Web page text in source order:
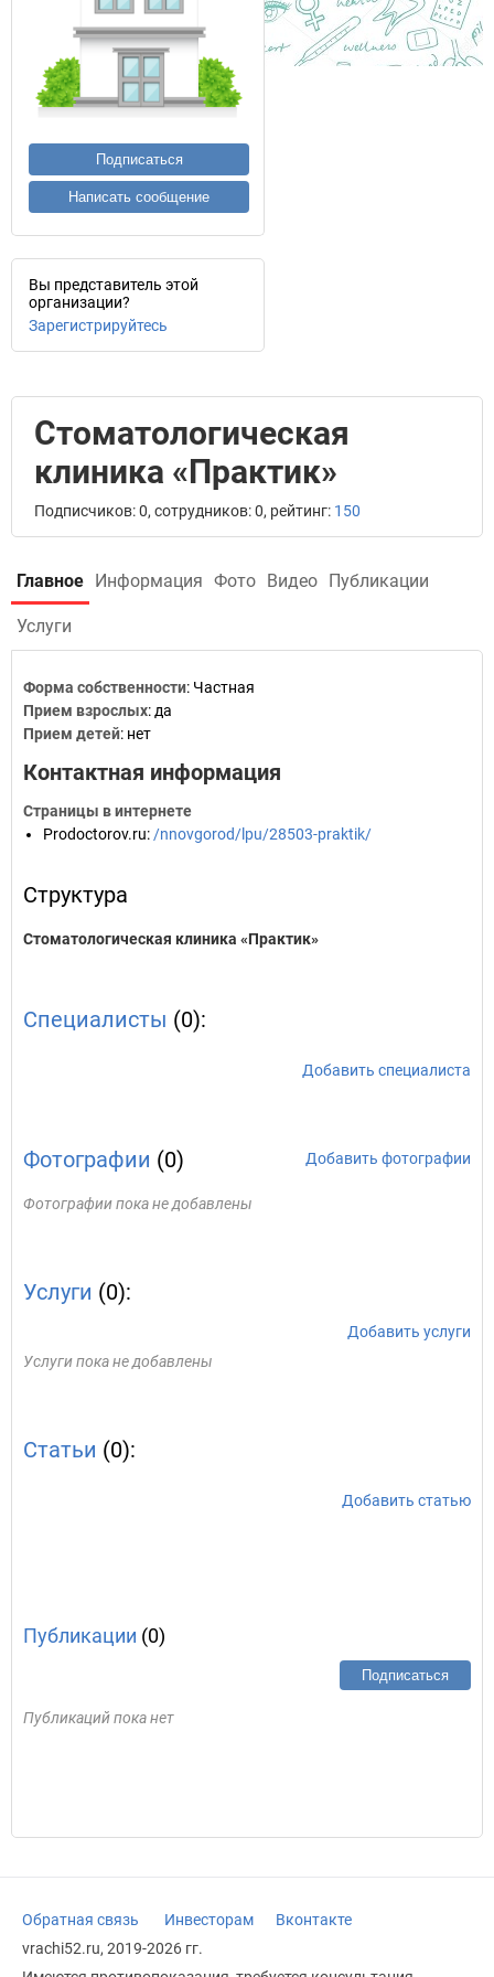
Подписаться
Написать сообщение
Вы представитель этой
организации?
Зарегистрируйтесь
Стоматологическая
клиника «Практик»
Подписчиков: 0, сотрудников: 0, рейтинг: 150
Главное Информация Фото Видео Публикации
Услуги
Форма собственности: Частная
Прием взрослых: да
Прием детей: нет
Контактная информация
Страницы в интернете
Prodoctorov.ru: /nnovgorod/lpu/28503-praktik/
Структура
Стоматологическая клиника «Практик»
Специалисты (0):
Добавить специалиста
Фотографии (0) Добавить фотографии
Фотографии пока не добавлены
Услуги (0):
Добавить услуги
Услуги пока не добавлены
Статьи (0):
Добавить статью
Публикации (0)
Подписаться
Публикаций пока нет
Обратная связь Инвесторам
Вконтакте
vrachi52.ru, 2019-2026 гг.